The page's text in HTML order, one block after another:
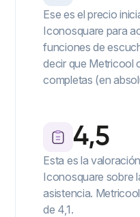
Ese es el precio
Iconosquare para
funciones de
decir que Metricool
completas (en
4,5
Esta es la
Iconosquare sobre
asistencia.
de 4,1.